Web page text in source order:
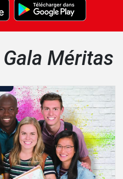
Gala Méritas